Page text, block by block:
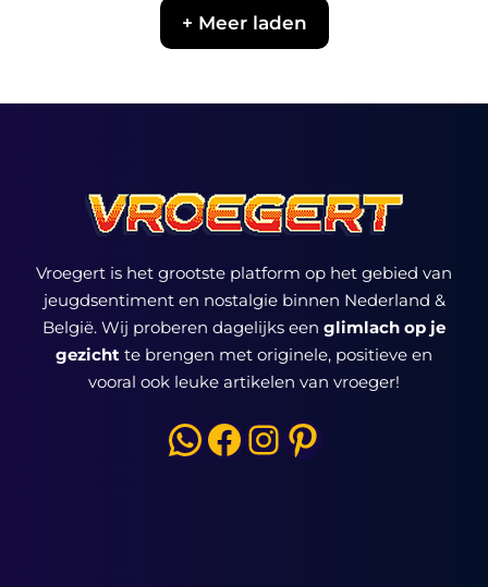
+ Meer laden
Vroegert is het grootste platform op het gebied van
jeugdsentiment en nostalgie binnen Nederland &
België. Wij proberen dagelijks een glimlach op je
gezicht te brengen met originele, positieve en
vooral ook leuke artikelen van vroeger!
WhatsApp
Facebook
Instagram
Pinterest